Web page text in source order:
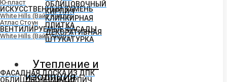
ОБЛИЦОВОЧНЫЙ
КИРПИЧ
КЛИНКИРНАЯ
ПЛИТКА
ДЕКОРАТИВНАЯ
ШТУКАТУРКА
Утепление и
изоляция
Ю-пласт
ИСКУССТВЕННЫЙ КАМЕНЬ
White Hills (Вайт Хиллс)
Атлас Стоун
ВЕНТИЛИРУЕМЫЕ ФАСАДЫ
White Hills (Вайт Хиллс)
ФАСАДНАЯ ДОСКА ИЗ ДПК
ОБЛИЦОВОЧНЫЙ КИРПИЧ